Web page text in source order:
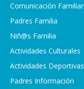
Comunicación Familiar
Padres Familia
Niñ@s Familia
Actividades Culturales
Actividades Deportivas
Padres Información